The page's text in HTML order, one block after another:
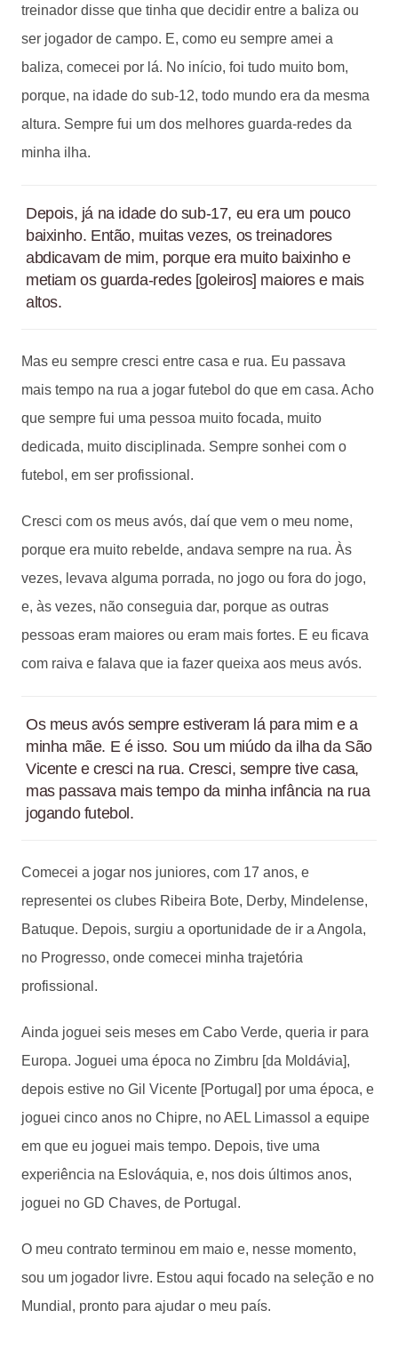
treinador disse que tinha que decidir entre a baliza ou
ser jogador de campo. E, como eu sempre amei a
baliza, comecei por lá. No início, foi tudo muito bom,
porque, na idade do sub-12, todo mundo era da mesma
altura. Sempre fui um dos melhores guarda-redes da
minha ilha.
Depois, já na idade do sub-17, eu era um pouco
baixinho. Então, muitas vezes, os treinadores
abdicavam de mim, porque era muito baixinho e
metiam os guarda-redes [goleiros] maiores e mais
altos.
Mas eu sempre cresci entre casa e rua. Eu passava
mais tempo na rua a jogar futebol do que em casa. Acho
que sempre fui uma pessoa muito focada, muito
dedicada, muito disciplinada. Sempre sonhei com o
futebol, em ser profissional.
Cresci com os meus avós, daí que vem o meu nome,
porque era muito rebelde, andava sempre na rua. Às
vezes, levava alguma porrada, no jogo ou fora do jogo,
e, às vezes, não conseguia dar, porque as outras
pessoas eram maiores ou eram mais fortes. E eu ficava
com raiva e falava que ia fazer queixa aos meus avós.
Os meus avós sempre estiveram lá para mim e a
minha mãe. E é isso. Sou um miúdo da ilha da São
Vicente e cresci na rua. Cresci, sempre tive casa,
mas passava mais tempo da minha infância na rua
jogando futebol.
Comecei a jogar nos juniores, com 17 anos, e
representei os clubes Ribeira Bote, Derby, Mindelense,
Batuque. Depois, surgiu a oportunidade de ir a Angola,
no Progresso, onde comecei minha trajetória
profissional.
Ainda joguei seis meses em Cabo Verde, queria ir para
Europa. Joguei uma época no Zimbru [da Moldávia],
depois estive no Gil Vicente [Portugal] por uma época, e
joguei cinco anos no Chipre, no AEL Limassol a equipe
em que eu joguei mais tempo. Depois, tive uma
experiência na Eslováquia, e, nos dois últimos anos,
joguei no GD Chaves, de Portugal.
O meu contrato terminou em maio e, nesse momento,
sou um jogador livre. Estou aqui focado na seleção e no
Mundial, pronto para ajudar o meu país.